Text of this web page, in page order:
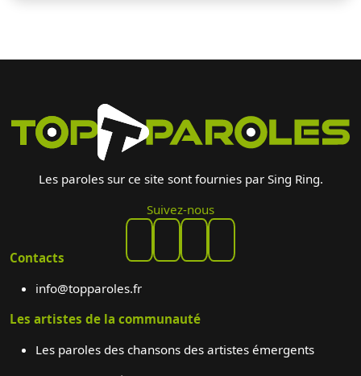
Les paroles sur ce site sont fournies par Sing Ring.
Suivez-nous
Contacts
info@topparoles.fr
Les artistes de la communauté
Les paroles des chansons des artistes émergents